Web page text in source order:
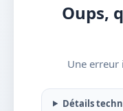
Oups,
Une erreur
Détails